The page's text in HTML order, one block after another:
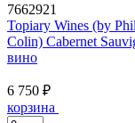
7662921
Topiary Wines (by
Colin) Cabernet
вино
6 750 ₽
корзина